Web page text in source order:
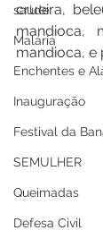
saúde
Malária
Enchentes e
Inauguração
Festival da
SEMULHER
Queimadas
Defesa Civil
crueira,
mandioca,
mandioca, e